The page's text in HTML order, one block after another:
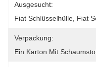
Ausgesucht:
Fiat Schlüsselhülle, Fiat
Verpackung:
Ein Karton Mit